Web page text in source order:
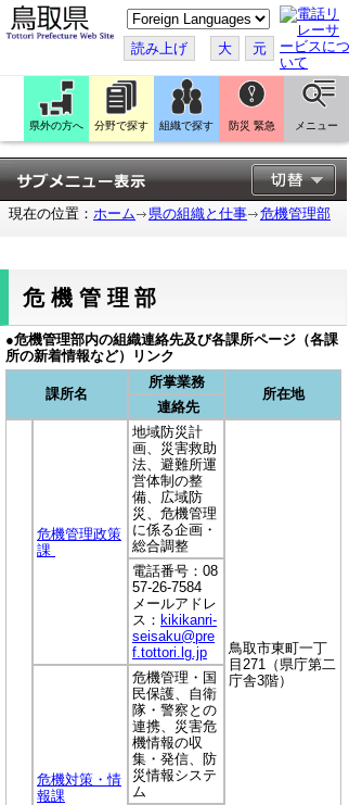
こ
の
ペ
ー
ジ
を
翻
訳
す
る
読み上げ 大 元
県外の方へ 分野で探す 組織で探す 防災 緊急 メニュー
現在の位置： ホーム 県の組織と仕事 危機管理部
危機管理部
●危機管理部内の組織連絡先及び各課所ページ（各課
所の新着情報など）リンク
課所名
所掌業務
所在地
連絡先
危機管理政策
課
地域防災計
画、災害救助
法、避難所運
営体制の整
備、広域防
災、危機管理
に係る企画・
総合調整
鳥取市東町一丁
目271（県庁第二
庁舎3階）
電話番号：08
57-26-7584
メールアドレ
ス： kikikanri-
seisaku@pre
f.tottori.lg.jp
危機対策・情
報課
危機管理・国
民保護、自衛
隊・警察との
連携、災害危
機情報の収
集・発信、防
災情報システ
ム